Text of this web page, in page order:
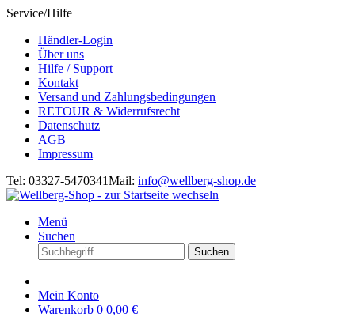
Service/Hilfe
Händler-Login
Über uns
Hilfe / Support
Kontakt
Versand und Zahlungsbedingungen
RETOUR & Widerrufsrecht
Datenschutz
AGB
Impressum
Tel: 03327-5470341Mail: info@wellberg-shop.de
Menü
Suchen
Suchen
Mein Konto
Warenkorb 0 0,00 €